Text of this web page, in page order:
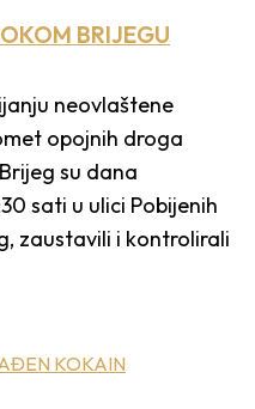
BRIJEGU
neovlaštene
opojnih droga
su dana
sati u ulici Pobijenih
zaustavili i kontrolirali